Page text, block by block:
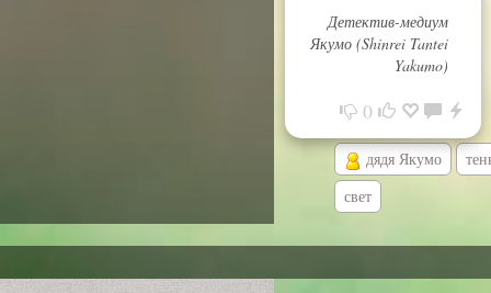
Детектив-медиум
Якумо (Shinrei Tantei
Yakumo)
0
дядя Якумо
свет